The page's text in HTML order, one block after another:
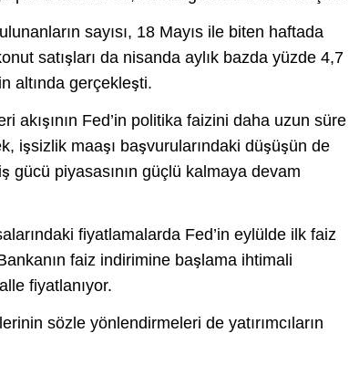
sayısı, 18 Mayıs ile biten haftada
satışları da nisanda aylık bazda yüzde 4,7
altında gerçekleşti.
akışının Fed’in politika faizini daha uzun süre
işsizlik maaşı başvurularındaki düşüşün de
gücü piyasasının güçlü kalmaya devam
fiyatlamalarda Fed’in eylülde ilk faiz
faiz indirimine başlama ihtimali
fiyatlanıyor.
sözle yönlendirmeleri de yatırımcıların